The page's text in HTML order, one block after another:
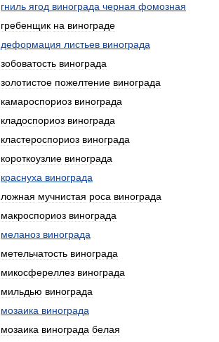
гниль ягод винограда черная фомозная
гребенщик на винограде
деформация листьев винограда
зобоватость винограда
золотистое пожелтение винограда
камароспориоз винограда
кладоспориоз винограда
кластероспориоз винограда
короткоузлие винограда
краснуха винограда
ложная мучнистая роса винограда
макроспориоз винограда
меланоз винограда
метельчатость винограда
микосфереллез винограда
мильдью винограда
мозаика винограда
мозаика винограда белая